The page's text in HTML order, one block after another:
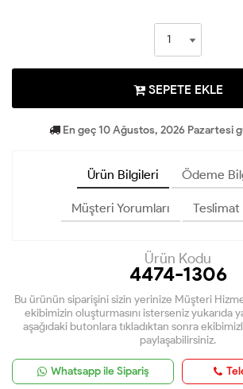
SEPETE EKLE
En geç 10 Ağustos, 2026 Pazartesi
Ürün Bilgileri Ödeme
Müşteri Yorumları
Ürün Kodu
4474-1306
Bu ürünün siparişini sizin yerinize Müşteri
ekibimizin oluşturmasını isterseniz yukarıda
aşağıdaki butonlara tıkladıktan sonra
paylaşabilirsiniz.
Whatsapp ile Sipariş